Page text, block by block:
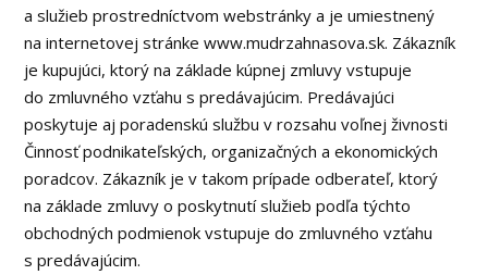
a služieb prostredníctvom webstránky a je umiestnený
na internetovej stránke www.mudrzahnasova.sk. Zákazník
je kupujúci, ktorý na základe kúpnej zmluvy vstupuje
do zmluvného vzťahu s predávajúcim. Predávajúci
poskytuje aj poradenskú službu v rozsahu voľnej živnosti
Činnosť podnikateľských, organizačných a ekonomických
poradcov. Zákazník je v takom prípade odberateľ, ktorý
na základe zmluvy o poskytnutí služieb podľa týchto
obchodných podmienok vstupuje do zmluvného vzťahu
s predávajúcim.